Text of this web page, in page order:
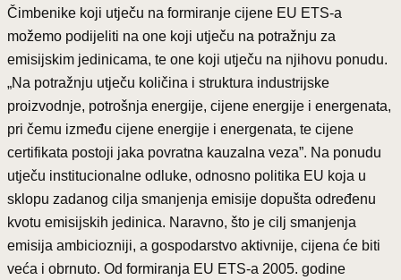
Čimbenike koji utječu na formiranje cijene EU ETS-a
možemo podijeliti na one koji utječu na potražnju za
emisijskim jedinicama, te one koji utječu na njihovu ponudu.
„Na potražnju utječu količina i struktura industrijske
proizvodnje, potrošnja energije, cijene energije i energenata,
pri čemu između cijene energije i energenata, te cijene
certifikata postoji jaka povratna kauzalna veza”. Na ponudu
utječu institucionalne odluke, odnosno politika EU koja u
sklopu zadanog cilja smanjenja emisije dopušta određenu
kvotu emisijskih jedinica. Naravno, što je cilj smanjenja
emisija ambiciozniji, a gospodarstvo aktivnije, cijena će biti
veća i obrnuto. Od formiranja EU ETS-a 2005. godine